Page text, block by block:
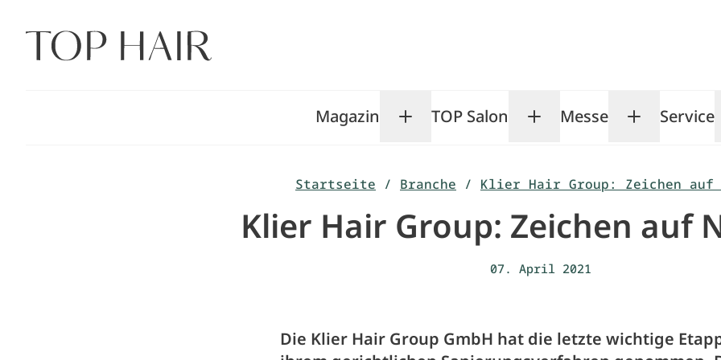
Inhalt
springen
Magazin Toggle Magazin submenu
TOP Salon Toggle TOP Salon
Messe ToggleService
Startseite / Branche / Klier Hair Group: Zeichen auf
Klier Hair Group: Zeichen auf
07. April 2021
Die Klier Hair Group GmbH hat die letzte wichtige